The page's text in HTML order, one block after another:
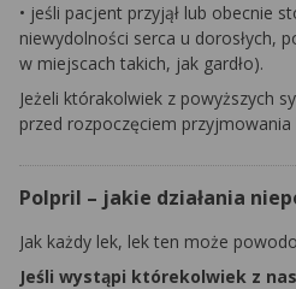
• jeśli pacjent przyjął lub obecnie
niewydolności serca u dorosłych,
w miejscach takich, jak gardło).
Jeżeli którakolwiek z powyższych
przed rozpoczęciem przyjmowania
Polpril – jakie działania
Jak każdy lek, lek ten może
Jeśli wystąpi którekolwiek z